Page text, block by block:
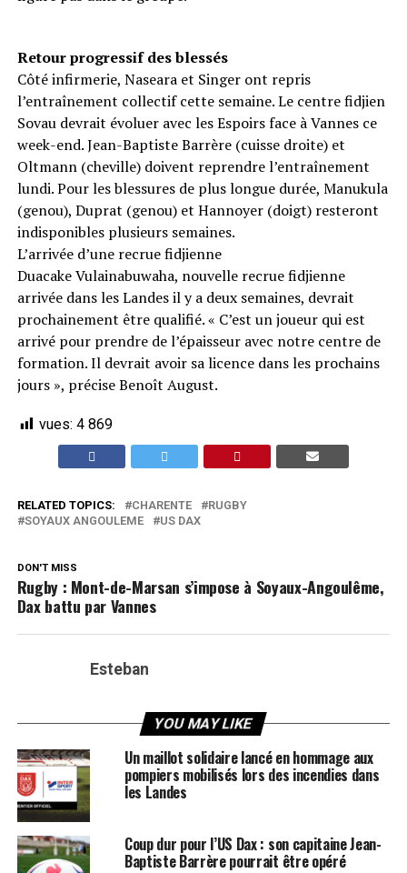
Retour progressif des blessés
Côté infirmerie, Naseara et Singer ont repris
l’entraînement collectif cette semaine. Le centre fidjien
Sovau devrait évoluer avec les Espoirs face à Vannes ce
week-end. Jean-Baptiste Barrère (cuisse droite) et
Oltmann (cheville) doivent reprendre l’entraînement
lundi. Pour les blessures de plus longue durée, Manukula
(genou), Duprat (genou) et Hannoyer (doigt) resteront
indisponibles plusieurs semaines.
L’arrivée d’une recrue fidjienne
Duacake Vulainabuwaha, nouvelle recrue fidjienne
arrivée dans les Landes il y a deux semaines, devrait
prochainement être qualifié. « C’est un joueur qui est
arrivé pour prendre de l’épaisseur avec notre centre de
formation. Il devrait avoir sa licence dans les prochains
jours », précise Benoît August.
vues: 4 869
RELATED TOPICS: CHARENTE
RUGBY
SOYAUX ANGOULEME
US DAX
DON'T MISS
Rugby : Mont-de-Marsan s’impose à Soyaux-Angoulême,
Dax battu par Vannes
Esteban
YOU MAY LIKE
Un maillot solidaire lancé en hommage aux
pompiers mobilisés lors des incendies dans
les Landes
Coup dur pour l’US Dax : son capitaine Jean-
Baptiste Barrère pourrait être opéré